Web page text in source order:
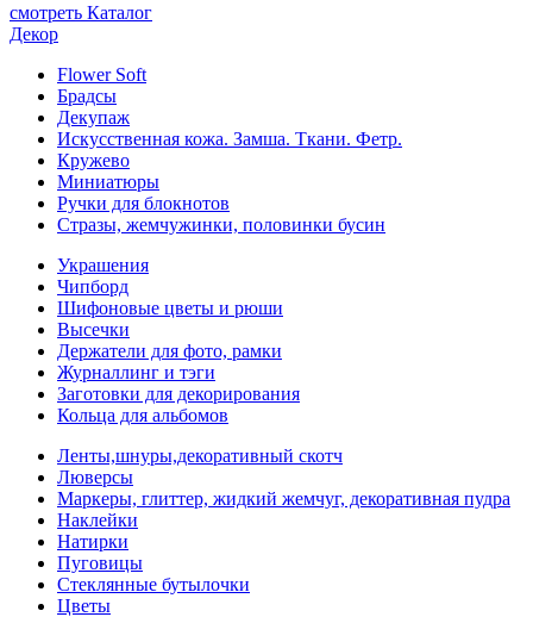
смотреть Каталог
Декор
Flower Soft
Брадсы
Декупаж
Искусственная кожа. Замша. Ткани. Фетр.
Кружево
Миниатюры
Ручки для блокнотов
Стразы, жемчужинки, половинки бусин
Украшения
Чипборд
Шифоновые цветы и рюши
Высечки
Держатели для фото, рамки
Журналлинг и тэги
Заготовки для декорирования
Кольца для альбомов
Ленты,шнуры,декоративный скотч
Люверсы
Маркеры, глиттер, жидкий жемчуг, декоративная пудра
Наклейки
Натирки
Пуговицы
Стеклянные бутылочки
Цветы